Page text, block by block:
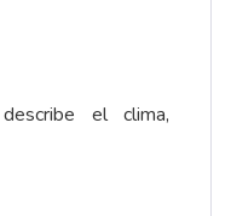
el clima,